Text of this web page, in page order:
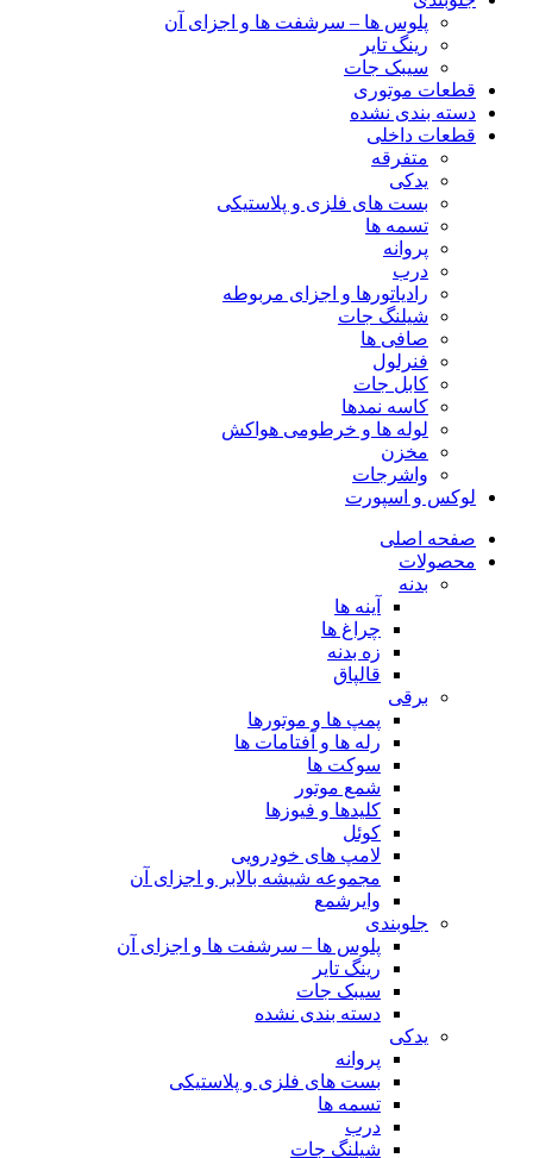
پلوس ها – سرشفت ها و اجزای آن
رینگ تایر
سیبک جات
قطعات موتوری
دسته بندی نشده
قطعات داخلی
متفرقه
یدکی
بست های فلزی و پلاستیکی
تسمه ها
پروانه
درب
رادیاتورها و اجزای مربوطه
شیلنگ جات
صافی ها
فنرلول
کابل جات
کاسه نمدها
لوله ها و خرطومی هواکش
مخزن
واشرجات
لوکس و اسپورت
صفحه اصلی
محصولات
بدنه
آینه ها
چراغ ها
زه بدنه
قالپاق
برقی
پمپ ها و موتورها
رله ها و آفتامات ها
سوکت ها
شمع موتور
کلیدها و فیوزها
کوئل
لامپ های خودرویی
مجموعه شیشه بالابر و اجزای آن
وایرشمع
جلوبندی
پلوس ها – سرشفت ها و اجزای آن
رینگ تایر
سیبک جات
دسته بندی نشده
یدکی
پروانه
بست های فلزی و پلاستیکی
تسمه ها
درب
شیلنگ جات